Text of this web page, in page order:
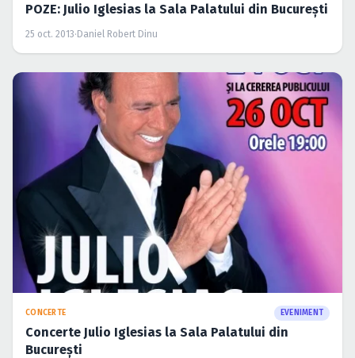
POZE: Julio Iglesias la Sala Palatului din Bucureşti
25 oct. 2013·Daniel Robert Dinu
CONCERTE EVENIMENT
Concerte Julio Iglesias la Sala Palatului din
Bucureşti